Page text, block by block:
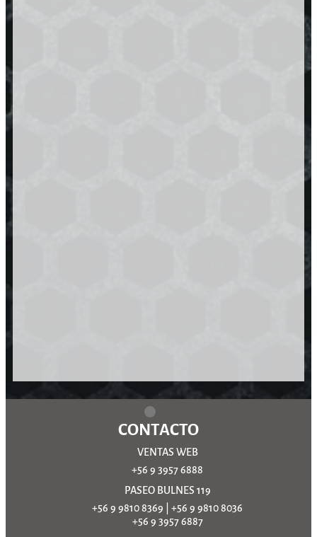
CONTACTO
VENTAS WEB
+56 9 3957 6888
PASEO BULNES 119
+56 9 9810 8369
+56 9 9810 8036
+56 9 3957 6887